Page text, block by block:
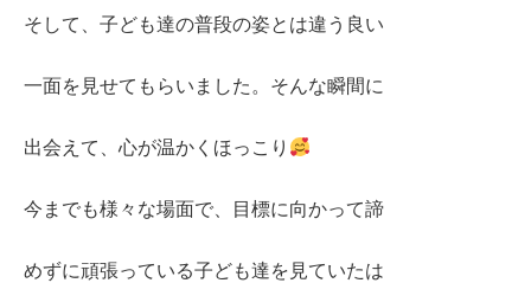
そして、子ども達の普段の姿とは違う良い
一面を見せてもらいました。そんな瞬間に
出会えて、心が温かくほっこり
今までも様々な場面で、目標に向かって諦
めずに頑張っている子ども達を見ていたは